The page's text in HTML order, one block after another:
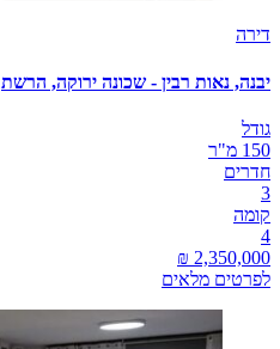
דירה
יבנה, נאות רבין - שכונה ירוקה, הרשת
גודל
150 מ"ר
חדרים
3
קומה
4
לפרטים מלאים